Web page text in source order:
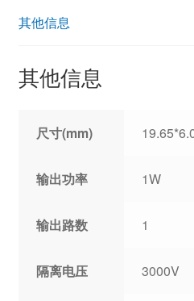
其他信息
其他信息
尺寸(mm)
输出功率 1W
输出路数 1
隔离电压 3000V